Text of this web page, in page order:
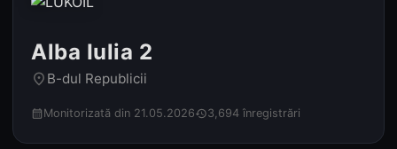
Alba Iulia 2
place B-dul Republicii
calendar_month Monitorizată din 21.05.2026history3,694 înregistrări